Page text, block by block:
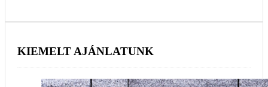
KIEMELT AJÁNLATUNK